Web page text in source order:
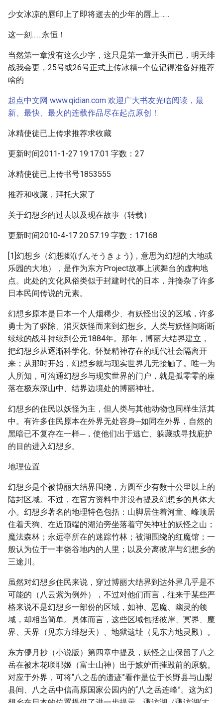
少女冰凉的唇印上了即将逝去的少年的唇上……
这一刻……永恒！
当然第一章没有这么少字，这只是第一章开头而已，明天绯
战我会更，25号或26号正式上传冰精~个位记得准备好推荐
啥的
起点中文网 www.qidian.com 欢迎广大书友光临阅读，最
新、最快、最火的连载作品尽在起点原创！
冰精使徒已上传求推荐求收藏
更新时间2011-1-27 19:17:01 字数：27
冰精使徒已上传书号1853555
推荐和收藏，拜托大家了
关于幻想乡的过去以及现在故事（转载）
更新时间2010-4-17 20:57:19 字数：17168
[1]幻想乡（幻想郷(げんそうきょう)，意思为幻想的大地或
乐园的大地），是作为东方Project故事上演舞台的虚构地
点。此处的文化风俗类似于封建时代的日本，并搀杂了许多
日本民间传说的元素。
幻想乡原本是日本一个人烟稀少、有妖怪出没的区域，许多
勇士为了驱除、消灭妖怪而来到幻想乡。人类与妖怪间断断
续续的战斗持续到公元1884年。那年，博丽大结界建立，
把幻想乡从逐渐科学化、怀疑精神存在的现代社会隔离开
来；从那时开始，幻想乡就与现实世界几无接触了。唯一为
人所知，可沟通幻想乡与现实世界的门户，就是孤零零的座
落在极东深山中、结界边境处的博丽神社。
幻想乡的住民以妖怪为主，但人类与其他动物也同样生活其
中。有许多住民原本在外界无处容身─如同在外界，自然的
黑暗已不复存在一样─，使他们出于逃亡、躲藏或寻找庇护
的目的进入幻想乡。
地理位置
幻想乡是个被博丽大结界围绕，方圆至少有数十公里以上的
陆封区域。不过，在官方资料中并没有提及幻想乡的具体大
小。幻想乡著名的地理特色包括：山脚居住着河童、峰顶居
住着天狗、在近顶端的湖泊旁坐落着守矢神社的妖怪之山；
魔法森林；永远亭所在的迷踪竹林；被湖围绕的红魔馆；一
般认为位于一丰饶谷地内的人里；以及分离彼岸与幻想乡的
三途川。
虽然对幻想乡住民来说，穿过博丽大结界到达外界几乎是不
可能的（八云紫为例外），不过对他们而言，往来于某些严
格来说不是幻想乡一部份的区域，如神、恶魔、幽灵的领
域，却相当简单。具体而言，这些区域包括彼岸、冥界、魔
界、天界（见东方绯想天）、地狱遗址（见东方地灵殿）。
东方儚月抄（小说版）第四章中提及，妖怪之山保留了八之
岳在被木花咲耶姬（富士山神）出于嫉妒而摧毁前的原貌。
对应于外界，可将“八之岳的遗迹”看作是位于长野县与山梨
县间、八之岳中信高原国家公园内的“八之岳连峰”。这为幻